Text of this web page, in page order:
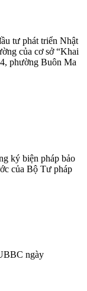
tư phát triển Nhật
của cơ sở “Khai
phường Buôn Ma
ký biện pháp bảo
của Bộ Tư pháp
ngày